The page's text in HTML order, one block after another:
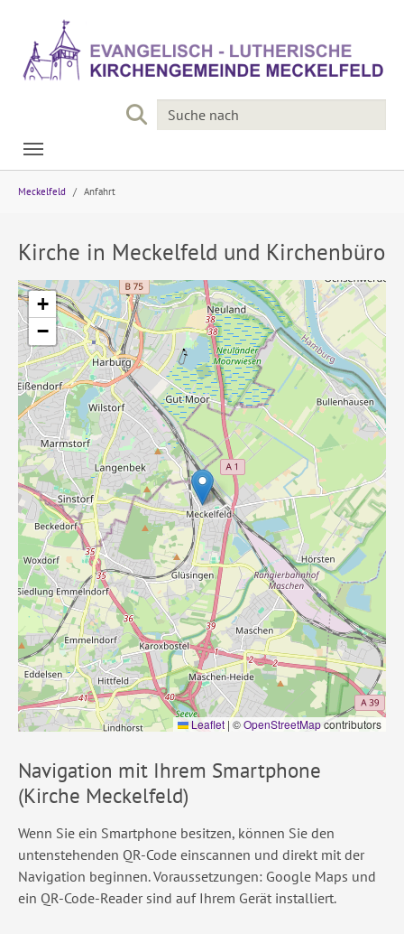
Meckelfeld Anfahrt
Kirche in Meckelfeld und Kirchenbüro
+
−
Leaflet | ©OpenStreetMapcontributors
Navigation mit Ihrem Smartphone
(Kirche Meckelfeld)
Wenn Sie ein Smartphone besitzen, können Sie den
untenstehenden QR-Code einscannen und direkt mit der
Navigation beginnen. Voraussetzungen: Google Maps und
ein QR-Code-Reader sind auf Ihrem Gerät installiert.